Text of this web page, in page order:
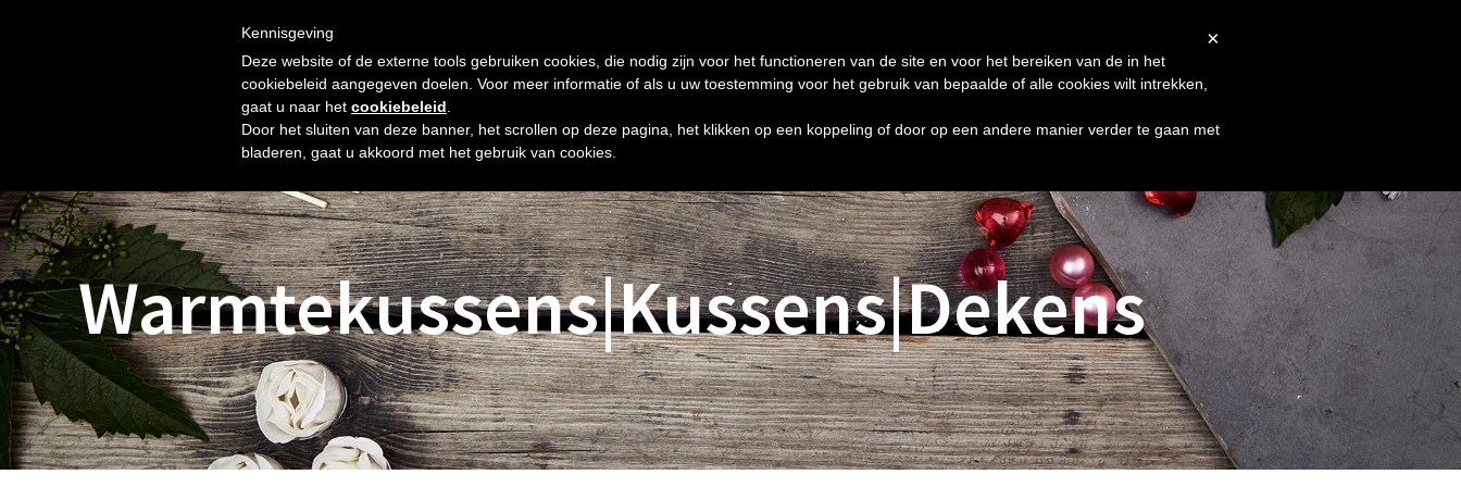
NIEUW OVER ONS
Warmtekussens|Kussens|Dekens
×
Kennisgeving
Deze website of de externe tools gebruiken cookies, die nodig zijn voor het functioneren van de site en voor het bereiken van de in het
cookiebeleid aangegeven doelen. Voor meer informatie of als u uw toestemming voor het gebruik van bepaalde of alle cookies wilt intrekken,
gaat u naar het cookiebeleid
Door het sluiten van deze banner, het scrollen op deze pagina, het klikken op een koppeling of door op een andere manier verder te gaan met
bladeren, gaat u akkoord met het gebruik van cookies.